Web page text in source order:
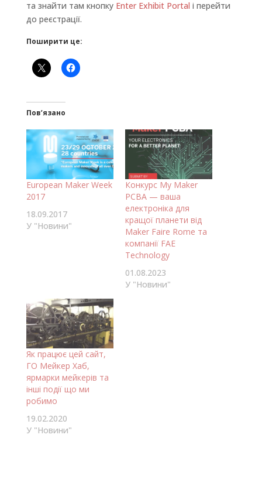
та знайти там кнопку Enter Exhibit Portal і перейти
до реєстрації.
Поширити це:
Пов’язано
European Maker Week
2017
18.09.2017
У "Новини"
Конкурс My Maker
PCBA — ваша
електроніка для
кращої планети від
Maker Faire Rome та
компанії FAE
Technology
01.08.2023
У "Новини"
Як працює цей сайт,
ГО Мейкер Хаб,
ярмарки мейкерів та
інші події що ми
робимо
19.02.2020
У "Новини"